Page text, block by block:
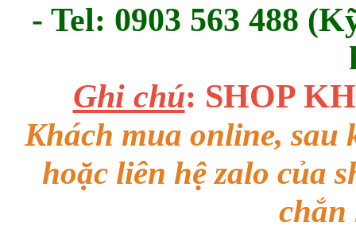
- Tel: 0903 563 488
Ghi chú: SHOP
Khách mua online,
hoặc liên hệ zalo của
chắn